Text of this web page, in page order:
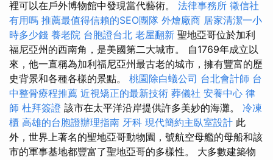
裡可以在戶外博物館中發現當代藝術。 法律事務所 徵信社
有用嗎 推薦最值得信賴的SEO團隊 外燴廠商 居家清潔一小
時多少錢 養老院 台胞證台北 老屋翻新 聖地亞哥位於加利
福尼亞州的西南角，是美國第二大城市。 自1769年成立以
來，他一直稱為加利福尼亞州最古老的城市，擁有豐富的歷
史背景和各種各樣的景點。 桃園除白蟻公司 台北會計師 台
中整骨療程推薦 近視矯正的最新技術 葬儀社 安養中心 律
師 杜拜簽證 該市在太平洋沿岸提供許多美妙的海灘。 冷凍
櫃 高雄的台胞證辦理指南 牙科 現代簡約主臥室設計 此
外，世界上著名的聖地亞哥動物園，號航空母艦的母船和該
市的軍事基地都豐富了聖地亞哥的多樣性。 大多數建築物